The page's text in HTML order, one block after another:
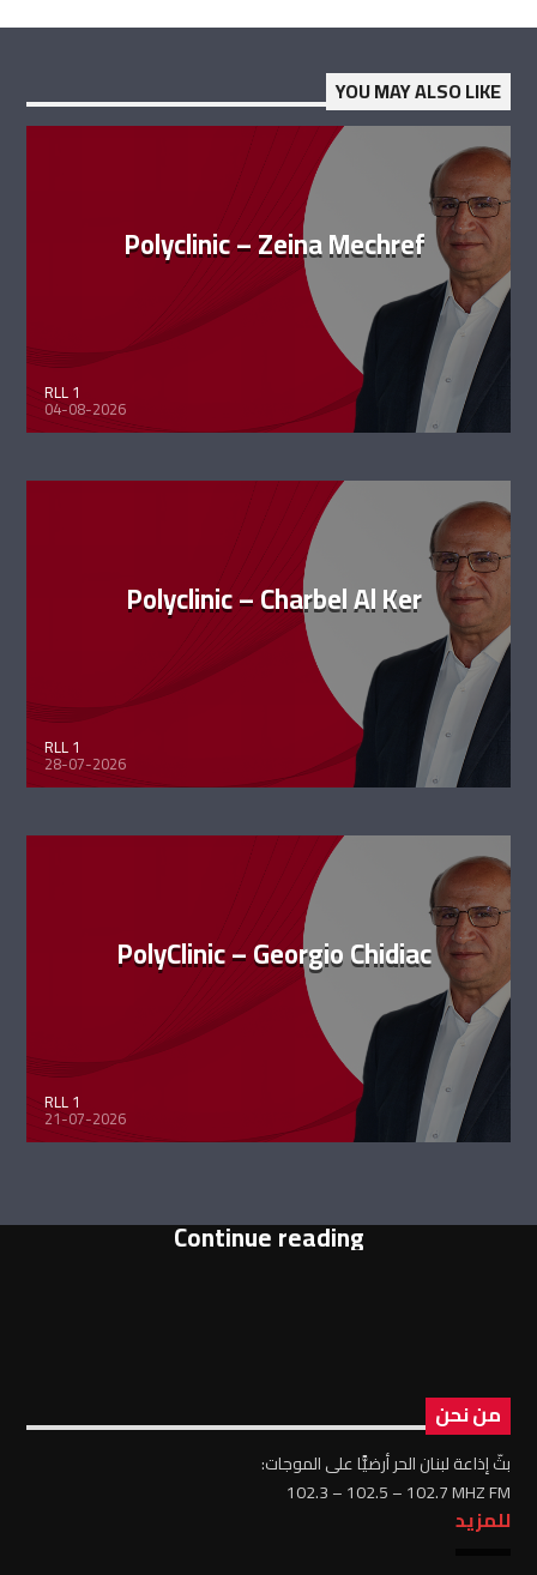
YOU MAY ALSO LIKE
Polyclinic – Zeina Mechref
RLL 1
04-08-2026
Polyclinic – Charbel Al Ker
RLL 1
28-07-2026
PolyClinic – Georgio Chidiac
RLL 1
21-07-2026
Continue reading
من نحن
بثّ إذاعة لبنان الحر أرضيًّا على الموجات:
102.3 – 102.5 – 102.7 MHZ FM
للمزيد